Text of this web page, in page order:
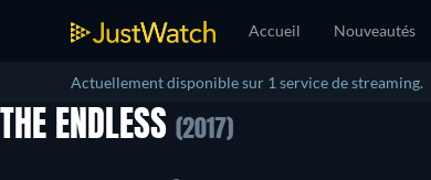
Accueil Nouveautés
Actuellement disponible sur 1 service de streaming.
THE ENDLESS (2017)